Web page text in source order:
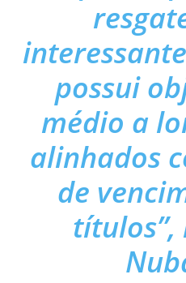
possui
médio a
alinhados
de
títulos”,